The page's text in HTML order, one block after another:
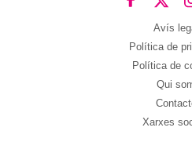
Avís
Política de
Política de
Qui
Xarxes